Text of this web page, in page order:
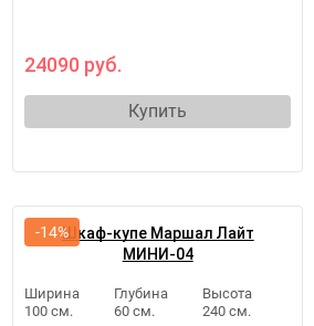
24090 руб.
Купить
Шкаф-купе Маршал Лайт
МИНИ-04
Ширина
100 см.
Глубина
60 см.
Высота
240 см.
-14%